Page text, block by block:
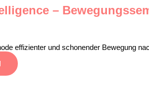
–
effizienter und schonender Bewegung